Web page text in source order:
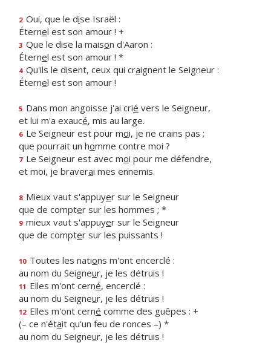
2 Oui, que le dise Israël :
Éternel est son amour ! +
3 Que le dise la maison d'Aaron :
Éternel est son amour ! *
4 Qu'ils le disent, ceux qui craignent le Seigneur :
Éternel est son amour !
5 Dans mon angoisse j'ai crié vers le Seigneur,
et lui m'a exaucé, mis au large.
6 Le Seigneur est pour moi, je ne crains pas ;
que pourrait un homme contre moi ?
7 Le Seigneur est avec moi pour me défendre,
et moi, je braverai mes ennemis.
8 Mieux vaut s'appuyer sur le Seigneur
que de compter sur les hommes ; *
9 mieux vaut s'appuyer sur le Seigneur
que de compter sur les puissants !
10 Toutes les nations m'ont encerclé :
au nom du Seigneur, je les détruis !
11 Elles m'ont cerné, encerclé :
au nom du Seigneur, je les détruis !
12 Elles m'ont cerné comme des guêpes : +
(– ce n'était qu'un feu de ronces –) *
au nom du Seigneur, je les détruis !